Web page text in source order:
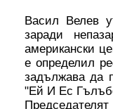
Васил Велев
заради
американски
е определил
задължава да
"Ей И Ес